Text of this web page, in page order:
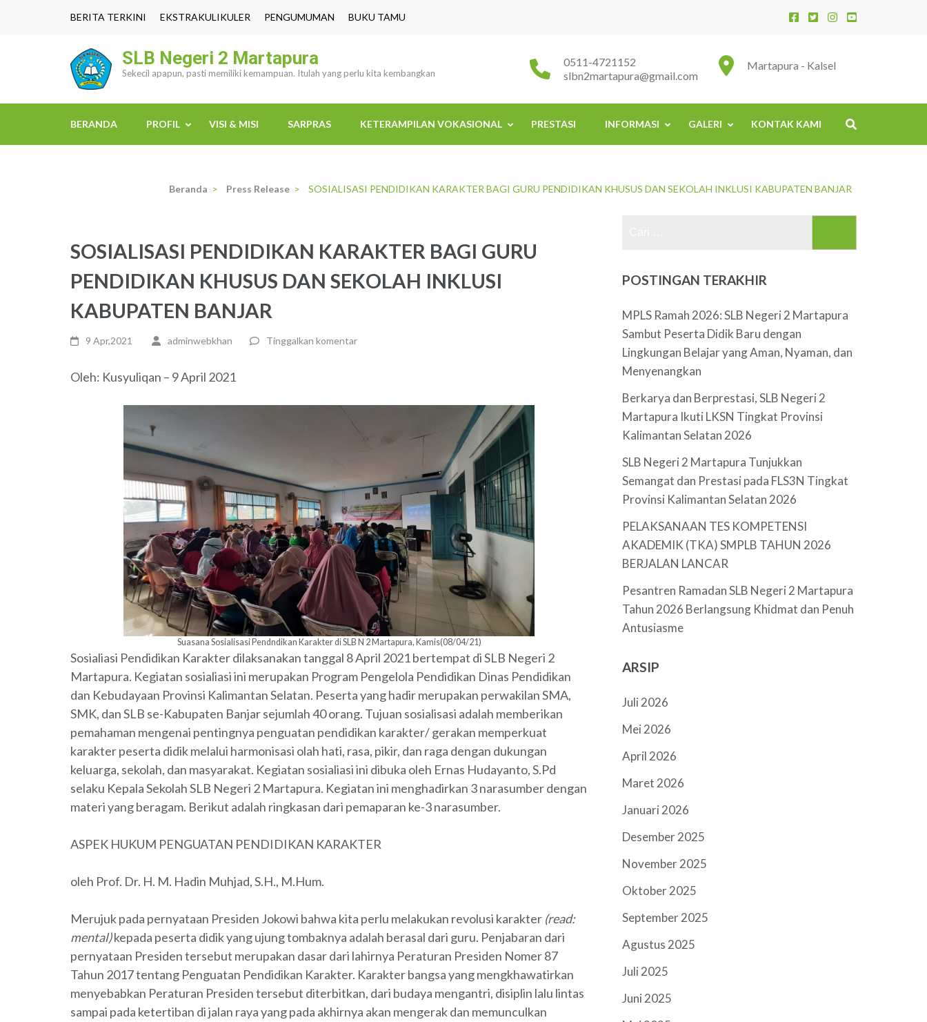
BERITA TERKINI EKSTRAKULIKULER PENGUMUMAN BUKU TAMU
SLB Negeri 2 Martapura
Sekecil apapun, pasti memiliki kemampuan. Itulah yang perlu kita kembangkan
Martapura - Kalsel
0511-4721152
slbn2martapura@gmail.com
BERANDA PROFIL VISI & MISI SARPRAS KETERAMPILAN VOKASIONAL PRESTASI INFORMASI GALERI KONTAK KAMI
Beranda > Press Release > SOSIALISASI PENDIDIKAN KARAKTER BAGI GURU PENDIDIKAN KHUSUS DAN SEKOLAH INKLUSI KABUPATEN BANJAR
SOSIALISASI PENDIDIKAN KARAKTER BAGI GURU
PENDIDIKAN KHUSUS DAN SEKOLAH INKLUSI
KABUPATEN BANJAR
9 Apr,2021 adminwebkhan Tinggalkan komentar
Oleh: Kusyuliqan – 9 April 2021
Suasana Sosialisasi Pendndikan Karakter di SLB N 2 Martapura, Kamis(08/04/21)
Sosialiasi Pendidikan Karakter dilaksanakan tanggal 8 April 2021 bertempat di SLB Negeri 2
Martapura. Kegiatan sosialiasi ini merupakan Program Pengelola Pendidikan Dinas Pendidikan
dan Kebudayaan Provinsi Kalimantan Selatan. Peserta yang hadir merupakan perwakilan SMA,
SMK, dan SLB se-Kabupaten Banjar sejumlah 40 orang. Tujuan sosialisasi adalah memberikan
pemahaman mengenai pentingnya penguatan pendidikan karakter/ gerakan memperkuat
karakter peserta didik melalui harmonisasi olah hati, rasa, pikir, dan raga dengan dukungan
keluarga, sekolah, dan masyarakat. Kegiatan sosialiasi ini dibuka oleh Ernas Hudayanto, S.Pd
selaku Kepala Sekolah SLB Negeri 2 Martapura. Kegiatan ini menghadirkan 3 narasumber dengan
materi yang beragam. Berikut adalah ringkasan dari pemaparan ke-3 narasumber.
ASPEK HUKUM PENGUATAN PENDIDIKAN KARAKTER
oleh Prof. Dr. H. M. Hadin Muhjad, S.H., M.Hum.
Merujuk pada pernyataan Presiden Jokowi bahwa kita perlu melakukan revolusi karakter (read:
mental)kepada peserta didik yang ujung tombaknya adalah berasal dari guru. Penjabaran dari
pernyataan Presiden tersebut merupakan dasar dari lahirnya Peraturan Presiden Nomer 87
Tahun 2017 tentang Penguatan Pendidikan Karakter. Karakter bangsa yang mengkhawatirkan
menyebabkan Peraturan Presiden tersebut diterbitkan, dari budaya mengantri, disiplin lalu lintas
sampai pada ketertiban di jalan raya yang pada akhirnya akan mengerak dan memunculkan
POSTINGAN TERAKHIR
MPLS Ramah 2026: SLB Negeri 2 Martapura
Sambut Peserta Didik Baru dengan
Lingkungan Belajar yang Aman, Nyaman, dan
Menyenangkan
Berkarya dan Berprestasi, SLB Negeri 2
Martapura Ikuti LKSN Tingkat Provinsi
Kalimantan Selatan 2026
SLB Negeri 2 Martapura Tunjukkan
Semangat dan Prestasi pada FLS3N Tingkat
Provinsi Kalimantan Selatan 2026
PELAKSANAAN TES KOMPETENSI
AKADEMIK (TKA) SMPLB TAHUN 2026
BERJALAN LANCAR
Pesantren Ramadan SLB Negeri 2 Martapura
Tahun 2026 Berlangsung Khidmat dan Penuh
Antusiasme
ARSIP
Juli 2026
Mei 2026
April 2026
Maret 2026
Januari 2026
Desember 2025
November 2025
Oktober 2025
September 2025
Agustus 2025
Juli 2025
Juni 2025